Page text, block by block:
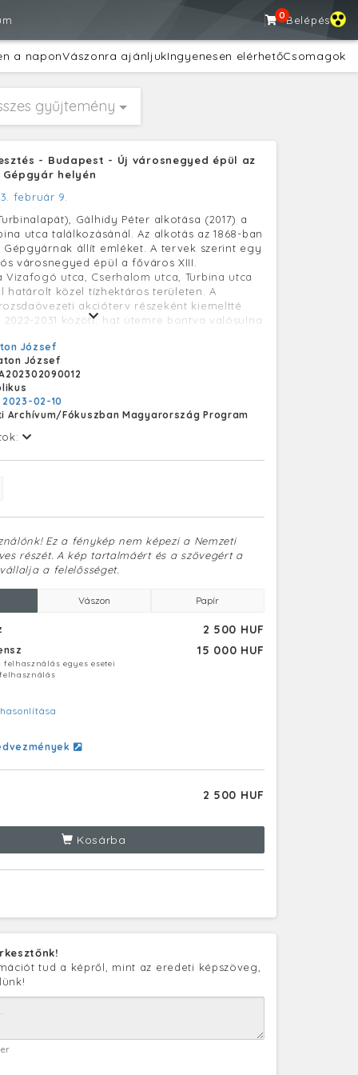
0Belépés
a naponVászonra ajánljukIngyenesen elérhetőCsomagok
gyűjtemény
- Budapest - Új városnegyed épül az
helyén
február 9.
Gálhidy Péter alkotása (2017) a
utca találkozásánál. Az alkotás az 1868-ban
állít emléket. A tervek szerint egy
városnegyed épül a főváros XIII.
Vizafogó utca, Cserhalom utca, Turbina utca
határolt közel tízhektáros területen. A
akcióterv részeként kiemeltté
2031 között, hat ütemre bontva valósulna
Gépgyár egyike volt a magyar ipar
Az 1880-as évektől már külföldre, a
és Oroszországba is szállított,
szerepeltek a nemzetközi kiállításokon.
játszott a hazai erőművek, ipari és
korszerű erőgépekkel, turbinákkal,
történő ellátásában. Láng László a
1873-ban költözött át a Váci úti telepére, ahol
csak négy, műemléki védelem alatt álló épület
József
József
2023-02-10
Archívum/Fókuszban Magyarország Program
Ez a fénykép nem képezi a Nemzeti
részét. A kép tartalmáért és a szövegért a
a felelősséget.
Vászon Papír
2 500 HUF
15 000 HUF
felhasználás egyes esetei
2 500 HUF
Kosárba
tud a képről, mint az eredeti képszöveg,